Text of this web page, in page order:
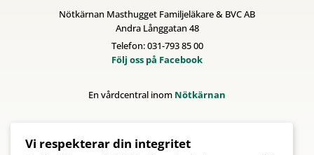
Nötkärnan Masthugget Familjeläkare & BVC AB
Andra Långgatan 48
Telefon: 031-793 85 00
Följ oss på Facebook
En vårdcentral inom Nötkärnan
Vi respekterar din integritet